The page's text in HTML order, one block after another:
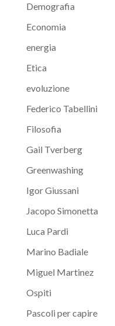
Demografia
Economia
energia
Etica
evoluzione
Federico Tabellini
Filosofia
Gail Tverberg
Greenwashing
Igor Giussani
Jacopo Simonetta
Luca Pardi
Marino Badiale
Miguel Martinez
Ospiti
Pascoli per capire